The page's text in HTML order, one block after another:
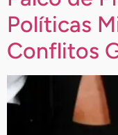
Políticas
Conflitos